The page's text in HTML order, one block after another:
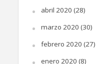
abril 2020 (28)
marzo 2020 (30)
febrero 2020 (27)
enero 2020 (8)